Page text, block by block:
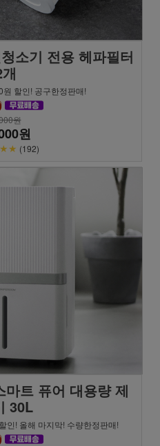
소기 전용 헤파필터
할인! 공구한정판매!
원
원
(192)
마트 퓨어 대용량 제
30L
! 올해 마지막! 수량한정판매!